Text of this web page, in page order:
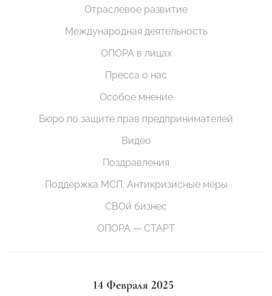
Отраслевое развитие
Международная деятельность
ОПОРА в лицах
Пресса о нас
Особое мнение
Бюро по защите прав предпринимателей
Видео
Поздравления
Поддержка МСП. Антикризисные меры
СВОй бизнес
ОПОРА — СТАРТ
14 Февраля 2025